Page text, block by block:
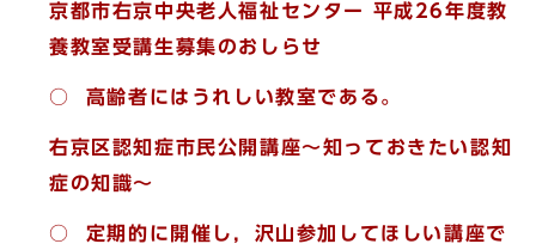
京都市右京中央老人福祉センター 平成26年度教
養教室受講生募集のおしらせ
○ 高齢者にはうれしい教室である。
右京区認知症市民公開講座～知っておきたい認知
症の知識～
○ 定期的に開催し，沢山参加してほしい講座で